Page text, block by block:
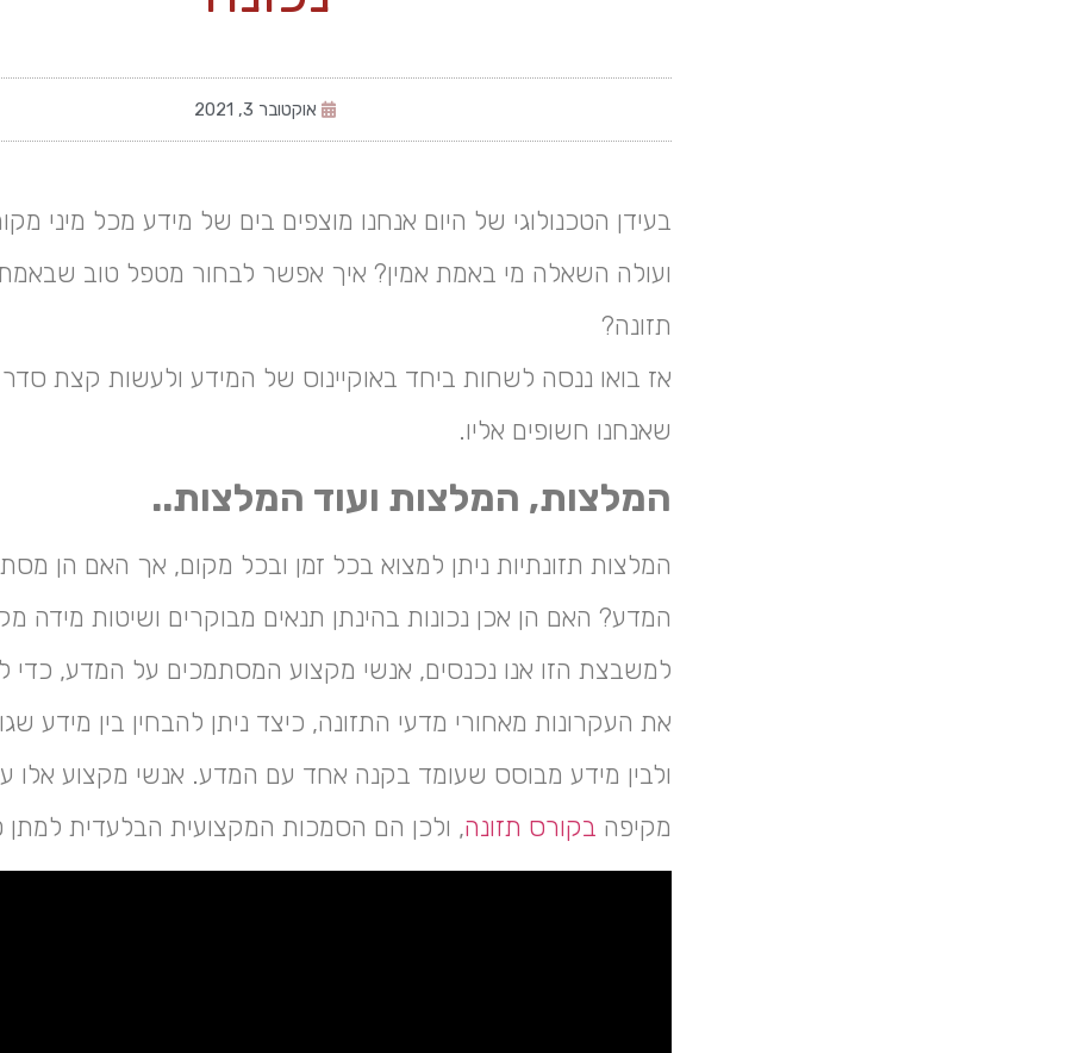
אוקטובר 3, 2021
בעידן הטכנולוגי של היום אנחנו מוצפים בים של מידע מכל מיני
ועולה השאלה מי באמת אמין? איך אפשר לבחור מטפל טוב
תזונה?
אז בואו ננסה לשחות ביחד באוקיינוס של המידע ולעשות קצת
שאנחנו חשופים אליו.
המלצות, המלצות ועוד המלצות..
המלצות תזונתיות ניתן למצוא בכל זמן ובכל מקום, אך האם הן
המדע? האם הן אכן נכונות בהינתן תנאים מבוקרים ושיטות מידה
למשבצת הזו אנו נכנסים, אנשי מקצוע המסתמכים על המדע, כדי
את העקרונות מאחורי מדעי התזונה, כיצד ניתן להבחין בין מידע
ולבין מידע מבוסס שעומד בקנה אחד עם המדע. אנשי מקצוע אלו
מקיפה בקורס תזונה, ולכן הם הסמכות המקצועית הבלעדית למתן